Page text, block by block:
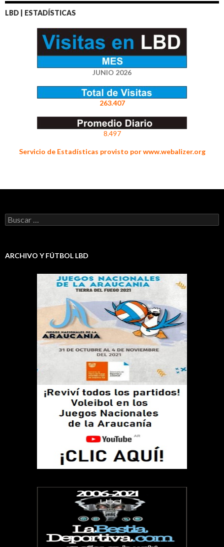
LBD | ESTADÍSTICAS
JUNIO 2026
263.407
8.497
Servicio de Estadísticas provisto por www.webalizer.org
Buscar:
ARCHIVO Y FÚTBOL LBD